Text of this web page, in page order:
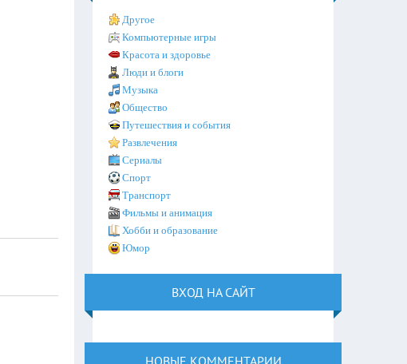
Другое
Компьютерные игры
Красота и здоровье
Люди и блоги
Музыка
Общество
Путешествия и события
Развлечения
Сериалы
Спорт
Транспорт
Фильмы и анимация
Хобби и образование
Юмор
ВХОД НА САЙТ
НОВЫЕ КОММЕНТАРИИ